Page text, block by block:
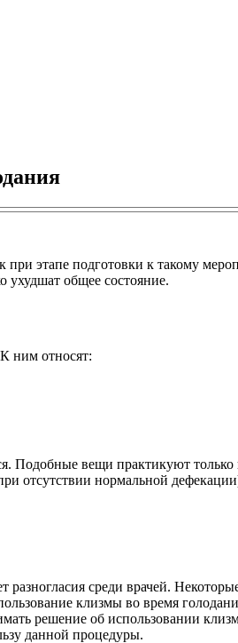
этапе подготовки к такому
ухудшат общее состояние.
ним относят:
Подобные вещи практикуют
отсутствии нормальной
среди врачей.
клизмы во время
решение об использовании
данной процедуры.